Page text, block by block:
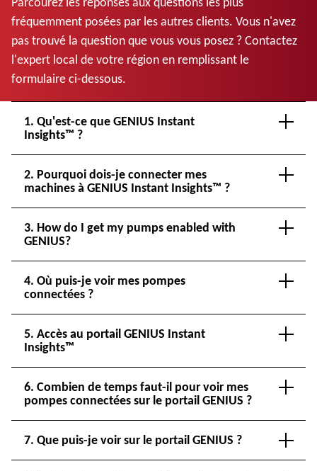
fréquemment posées par les autres clients. Vous n'avez
pas trouvé la question que vous vous posez ? Contactez
l'expert local de votre région en remplissant le
formulaire ci-dessous.
1. Qu'est-ce que GENIUS Instant
Insights™ ?
2. Pourquoi dois-je connecter mes
machines à GENIUS Instant Insights™ ?
3. How do I get my pumps enabled with
GENIUS?
4. Où puis-je voir mes pompes
connectées ?
5. Accès au portail GENIUS Instant
Insights™
6. Combien de temps faut-il pour voir mes
pompes connectées sur le portail GENIUS ?
7. Que puis-je voir sur le portail GENIUS ?